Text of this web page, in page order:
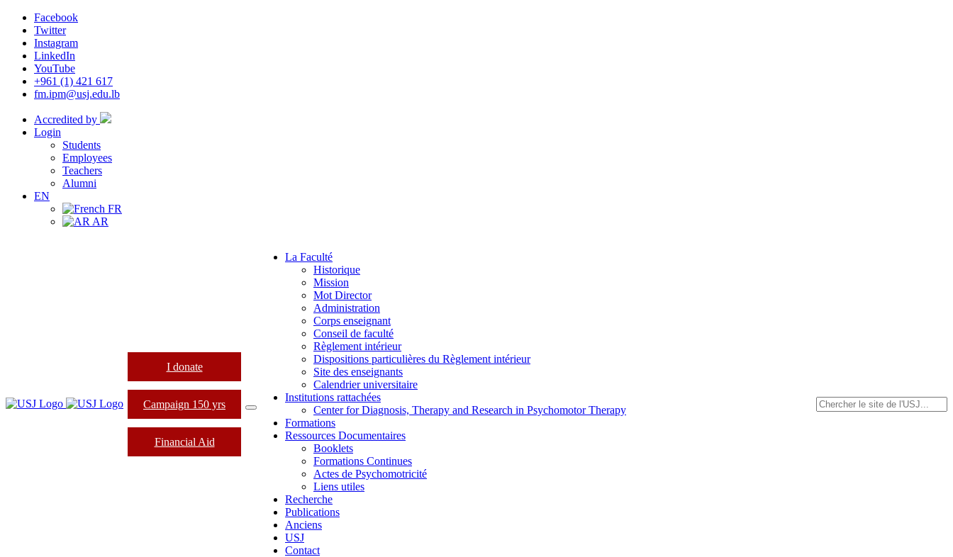
Facebook
Twitter
Instagram
LinkedIn
YouTube
+961 (1) 421 617
fm.ipm@usj.edu.lb
Accredited by
Login
Students
Employees
Teachers
Alumni
EN
FR
AR
I donate
Campaign 150 yrs
Financial Aid
La Faculté
Historique
Mission
Mot Director
Administration
Corps enseignant
Conseil de faculté
Règlement intérieur
Dispositions particulières du Règlement intérieur
Site des enseignants
Calendrier universitaire
Institutions rattachées
Center for Diagnosis, Therapy and Research in Psychomotor Therapy
Formations
Ressources Documentaires
Booklets
Formations Continues
Actes de Psychomotricité
Liens utiles
Recherche
Publications
Anciens
USJ
Contact